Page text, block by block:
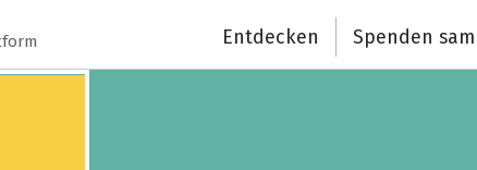
Entdecken Spenden
Schließen